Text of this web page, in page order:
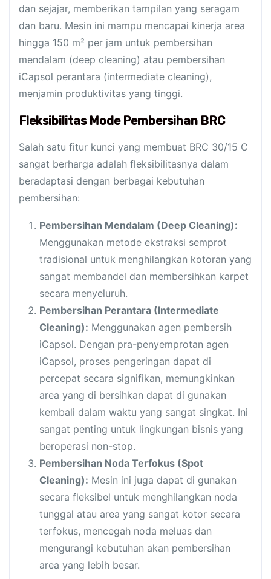
dan sejajar, memberikan tampilan yang seragam
dan baru. Mesin ini mampu mencapai kinerja area
hingga 150 m² per jam untuk pembersihan
mendalam (deep cleaning) atau pembersihan
iCapsol perantara (intermediate cleaning),
menjamin produktivitas yang tinggi.
Fleksibilitas Mode Pembersihan BRC
Salah satu fitur kunci yang membuat BRC 30/15 C
sangat berharga adalah fleksibilitasnya dalam
beradaptasi dengan berbagai kebutuhan
pembersihan:
Pembersihan Mendalam (Deep Cleaning):
Menggunakan metode ekstraksi semprot
tradisional untuk menghilangkan kotoran yang
sangat membandel dan membersihkan karpet
secara menyeluruh.
Pembersihan Perantara (Intermediate
Cleaning): Menggunakan agen pembersih
iCapsol. Dengan pra-penyemprotan agen
iCapsol, proses pengeringan dapat di
percepat secara signifikan, memungkinkan
area yang di bersihkan dapat di gunakan
kembali dalam waktu yang sangat singkat. Ini
sangat penting untuk lingkungan bisnis yang
beroperasi non-stop.
Pembersihan Noda Terfokus (Spot
Cleaning): Mesin ini juga dapat di gunakan
secara fleksibel untuk menghilangkan noda
tunggal atau area yang sangat kotor secara
terfokus, mencegah noda meluas dan
mengurangi kebutuhan akan pembersihan
area yang lebih besar.